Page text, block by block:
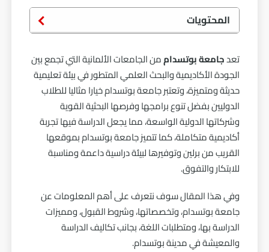
المحتويات
تعدجامعة بوتسداممن الجامعات الألمانية التي تجمع بين
الجودة الأكاديمية والبحث العلمي المتطور في بيئة تعليمية
حديثة ومتميزة، وتعتبر جامعة بوتسدام خيارا مثاليا للطلاب
الدوليين بفضل تنوع برامجها وفرصها البحثية القوية
وشركاتها الدولية الواسعة، مما يجعل الدراسة فيها تجربة
أكاديمية متكاملة، كما تتميز جامعة بوتسدام بموقعها
القريب من برلين وتوفيرها لبيئة دراسية داعمة ومناسبة
للابتكار والتفوق.
وفي هذا المقال سوف نتعرف على أهم المعلومات عن
جامعة بوتسدام، وتخصصاتها، وشروط القبول، ومميزات
الدراسة بها، ومتطلبات اللغة، بجانب تكاليف الدراسة
والمعيشة في مدينة بوتسدام.